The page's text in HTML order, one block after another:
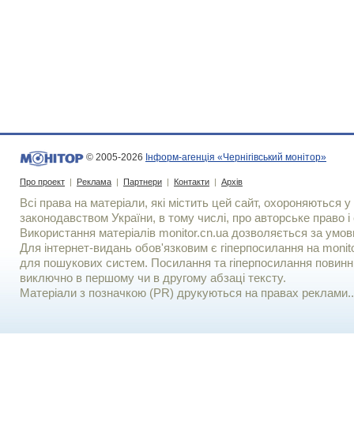
© 2005-2026 Інформ-агенція «Чернігівський монітор»
Про проект | Реклама | Партнери | Контакти | Архів
Всі права на матеріали, які містить цей сайт, охороняються у
законодавством України, в тому числі, про авторське право і
Використання матерiалiв monitor.cn.ua дозволяється за
Для iнтернет-видань обов'язковим є гiперпосилання на
для пошукових систем. Посилання та гіперпосилання
виключно в першому чи в другому абзаці тексту.
Матеріали з позначкою (PR) друкуються на правах реклами..